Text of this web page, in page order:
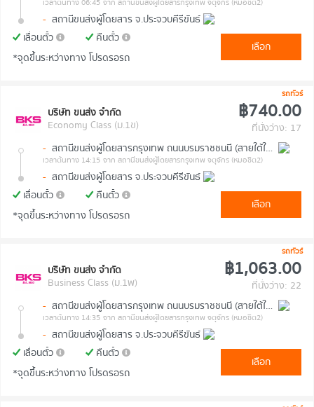
เวลาต้นทาง 06:45 จาก สถานีขนส่งผู้โดยสารกรุงเทพ จตุจักร (หมอชิต2)
- สถานีขนส่งผู้โดยสาร จ.ประจวบคีรีขันธ์
เลื่อนตั๋ว
คืนตั๋ว
*จุดขึ้นระหว่างทาง โปรดรอรถ
เลือก
รถทัวร์
บริษัท ขนส่ง จำกัด
Economy Class (ม.1ข)
฿740.00
ที่นั่งว่าง: 17
-
สถานีขนส่งผู้โดยสารกรุงเทพ ถนนบรมราชชนนี (สายใต้ใหม่)
เวลาต้นทาง 14:15 จาก สถานีขนส่งผู้โดยสารกรุงเทพ จตุจักร (หมอชิต2)
- สถานีขนส่งผู้โดยสาร จ.ประจวบคีรีขันธ์
เลื่อนตั๋ว
คืนตั๋ว
*จุดขึ้นระหว่างทาง โปรดรอรถ
เลือก
รถทัวร์
บริษัท ขนส่ง จำกัด
Business Class (ม.1พ)
฿1,063.00
ที่นั่งว่าง: 22
-
สถานีขนส่งผู้โดยสารกรุงเทพ ถนนบรมราชชนนี (สายใต้ใหม่)
เวลาต้นทาง 14:35 จาก สถานีขนส่งผู้โดยสารกรุงเทพ จตุจักร (หมอชิต2)
- สถานีขนส่งผู้โดยสาร จ.ประจวบคีรีขันธ์
เลื่อนตั๋ว
คืนตั๋ว
*จุดขึ้นระหว่างทาง โปรดรอรถ
เลือก